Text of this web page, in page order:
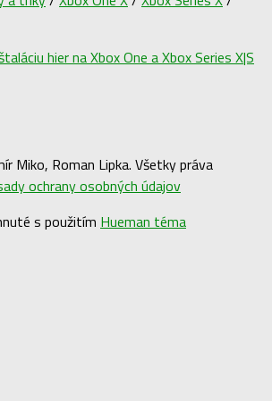
hier na Xbox One a Xbox Series X|S
Miko, Roman Lipka. Všetky práva
ochrany osobných údajov
s použitím Hueman téma